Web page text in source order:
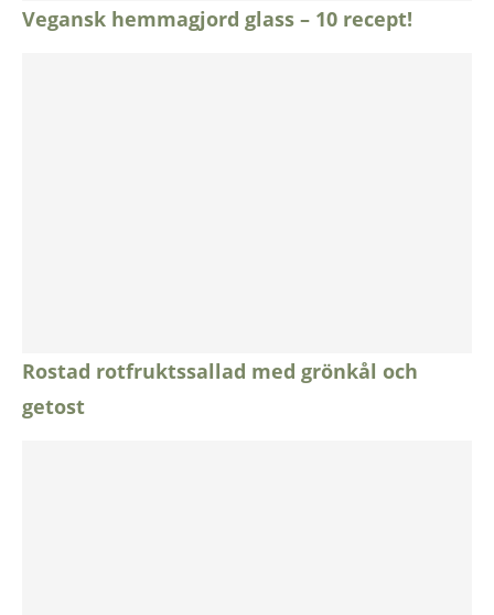
Vegansk hemmagjord glass – 10 recept!
Rostad rotfruktssallad med grönkål och
getost